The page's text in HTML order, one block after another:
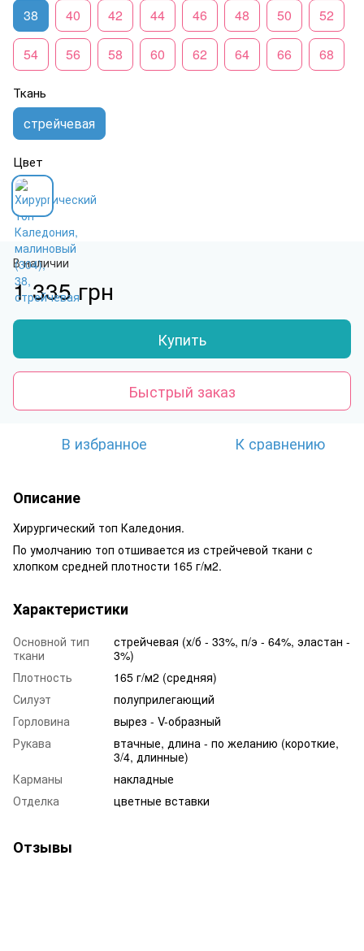
38 40 42 44 46 48 50 52
54 56 58 60 62 64 66 68
Ткань
стрейчевая
Цвет
В наличии
1 335 грн
Купить
Быстрый заказ
В избранное К сравнению
Описание
Хирургический топ Каледония.
По умолчанию топ отшивается из стрейчевой ткани с
хлопком средней плотности 165 г/м2.
Характеристики
Основной тип
ткани
стрейчевая (х/б - 33%, п/э - 64%, эластан -
3%)
Плотность
165 г/м2 (средняя)
Силуэт
полуприлегающий
Горловина
вырез - V-образный
Рукава
втачные, длина - по желанию (короткие,
3/4, длинные)
Карманы
накладные
Отделка
цветные вставки
Отзывы